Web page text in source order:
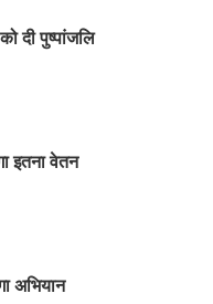
दी पुष्पांजलि
इतना वेतन
अभियान